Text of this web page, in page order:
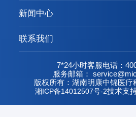
新闻中心
联系我们
7*24小时客服电话：
服务邮箱：
版权所有：湖南明康中锦医疗
湘ICP备14012507号-2技术支